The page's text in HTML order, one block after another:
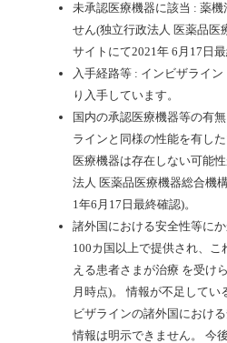
未承認医療機器に該当 : 薬機
せん(独立行政法人 医薬品医
サイトにて2021年 6月17日最
入手経路等 : インビザライ
り入手しています。
国内の承認医療機器等の有
ラインと同様の性能を有し
医療機器は存在しない可能
法人 医薬品医療機器総合機
1年6月17日最終確認)。
諸外国における安全性等に
100カ国以上で提供され、こ
える患者さまが治療 を受け
月時点)。
情報が不足してい
ビザラインの諸外国におけ
情報は明示できません。
今